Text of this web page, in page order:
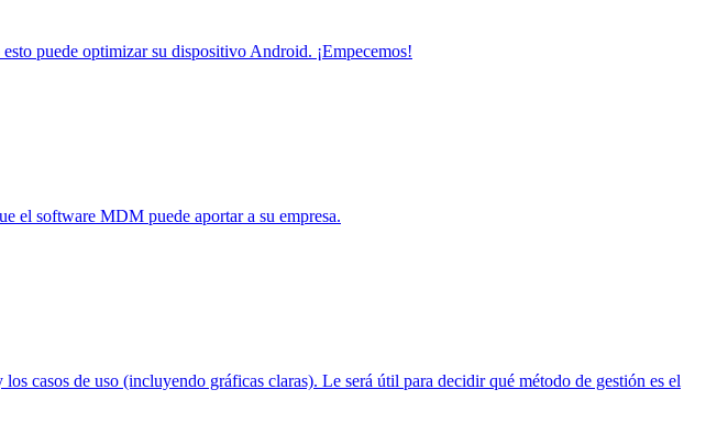
puede optimizar su dispositivo Android. ¡Empecemos!
el software MDM puede aportar a su empresa.
casos de uso (incluyendo gráficas claras). Le será útil para decidir qué método de gestión es el